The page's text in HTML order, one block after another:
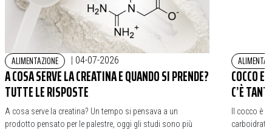
ALIMENTAZIONE | 04-07-2026
A COSA SERVE LA CREATINA E QUANDO SI PRENDE?
TUTTE LE RISPOSTE
A cosa serve la creatina? Un tempo si pensava a un
prodotto pensato per le palestre, oggi gli studi sono più
COCCO
C’È
Il cocco è
carboidrati.